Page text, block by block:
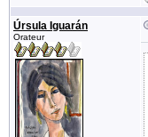
Úrsula Iguarán
Orateur